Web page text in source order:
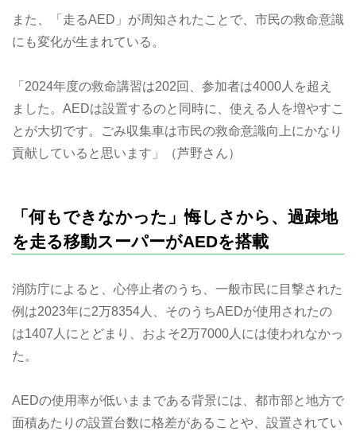
また、「走るAED」が周知されたことで、市民の救命意識
にも変化が生まれている。
「2024年度の救命講習は202回、参加者は4000人を超え
ました。AEDは設置するのと同時に、使える人を増やすこ
とが大切です。ごみ収集車は市民の救命意識向上にかなり
貢献していると思います」（芦野さん）
「何もできなかった」悔しさから、過疎地
を走る移動スーパーがAEDを搭載
消防庁によると、心停止者のうち、一般市民に目撃された
例は2023年に2万8354人、そのうちAEDが使用されたの
は1407人にとどまり、およそ2万7000人には使われなかっ
た。
AEDの使用率が低いままである背景には、都市部と地方で
面積あたりの設置台数に格差があることや、設置されてい